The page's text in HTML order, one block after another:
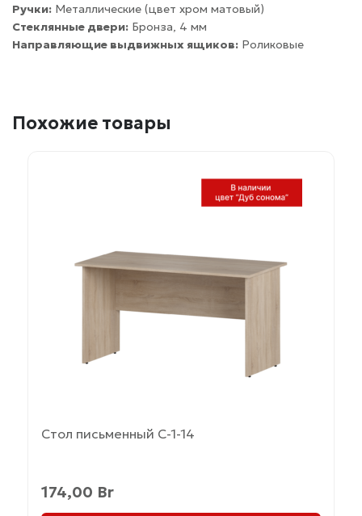
Ручки: Металлические (цвет хром матовый)
Стеклянные двери: Бронза, 4 мм
Направляющие выдвижных ящиков: Роликовые
Похожие товары
Стол письменный С-1-14
174,00 Br
Опции